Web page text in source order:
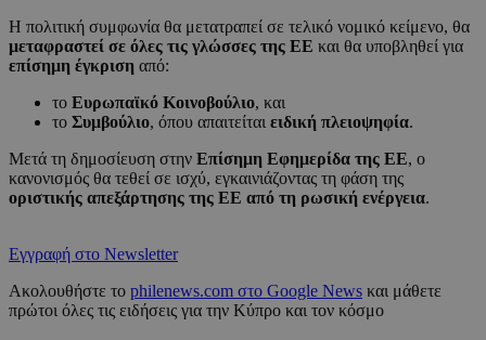
Η πολιτική συμφωνία θα μετατραπεί σε τελικό νομικό κείμενο, θα
μεταφραστεί σε όλες τις γλώσσες της ΕΕ και θα υποβληθεί για
επίσημη έγκριση από:
το Ευρωπαϊκό Κοινοβούλιο, και
το Συμβούλιο, όπου απαιτείται ειδική πλειοψηφία.
Μετά τη δημοσίευση στην Επίσημη Εφημερίδα της ΕΕ, ο
κανονισμός θα τεθεί σε ισχύ, εγκαινιάζοντας τη φάση της
οριστικής απεξάρτησης της ΕΕ από τη ρωσική ενέργεια.
Εγγραφή στο Newsletter
Ακολουθήστε το philenews.com στο Google News και μάθετε
πρώτοι όλες τις ειδήσεις για την Κύπρο και τον κόσμο